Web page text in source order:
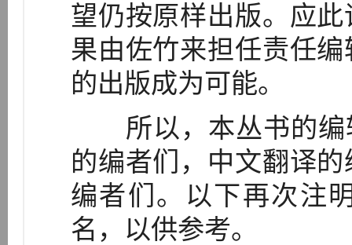
望仍按原样出版。应
果由佐竹来担任责任
的出版成为可能。
所以，本丛书的编
的编者们，中文翻译
编者们。以下再次注
名，以供参考。